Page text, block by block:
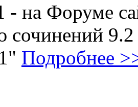
- на Форуме
сочинений
Подробнее